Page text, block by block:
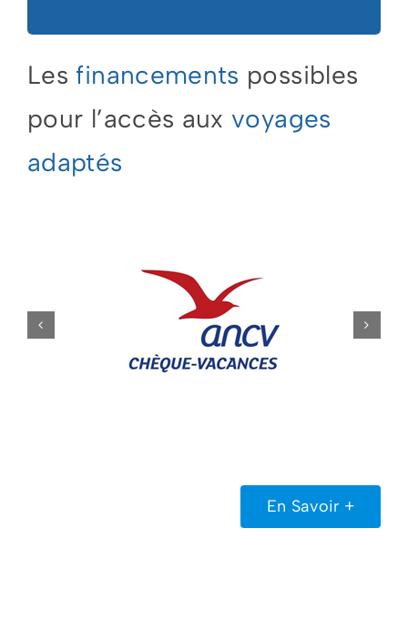
Les financements possibles
pour l’accès aux voyages
adaptés
En Savoir +